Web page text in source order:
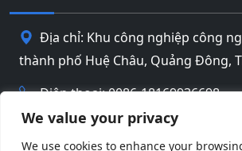
We value your privacy
We use cookies to enhance your
Địa chỉ: Khu công nghiệp công
thành phố Huệ Châu, Quảng Đông,
Điện thoại: 0086-18169936698
info@jbbatterychina.com